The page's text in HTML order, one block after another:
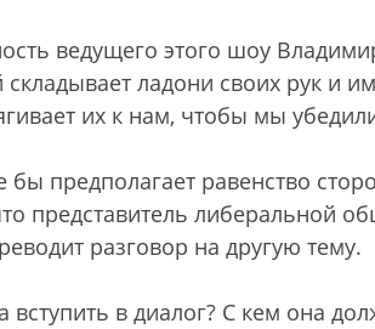
ведущего этого шоу
ладони своих рук и
их к нам, чтобы мы
предполагает равенство
представитель либеральной
разговор на другую тему.
в диалог? С кем она